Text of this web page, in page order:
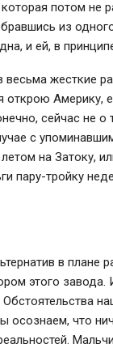
потом не
из
и ей, в
жесткие
Америку,
сейчас не о
с
на Затоку,
пару-тройку
в плане
этого
что